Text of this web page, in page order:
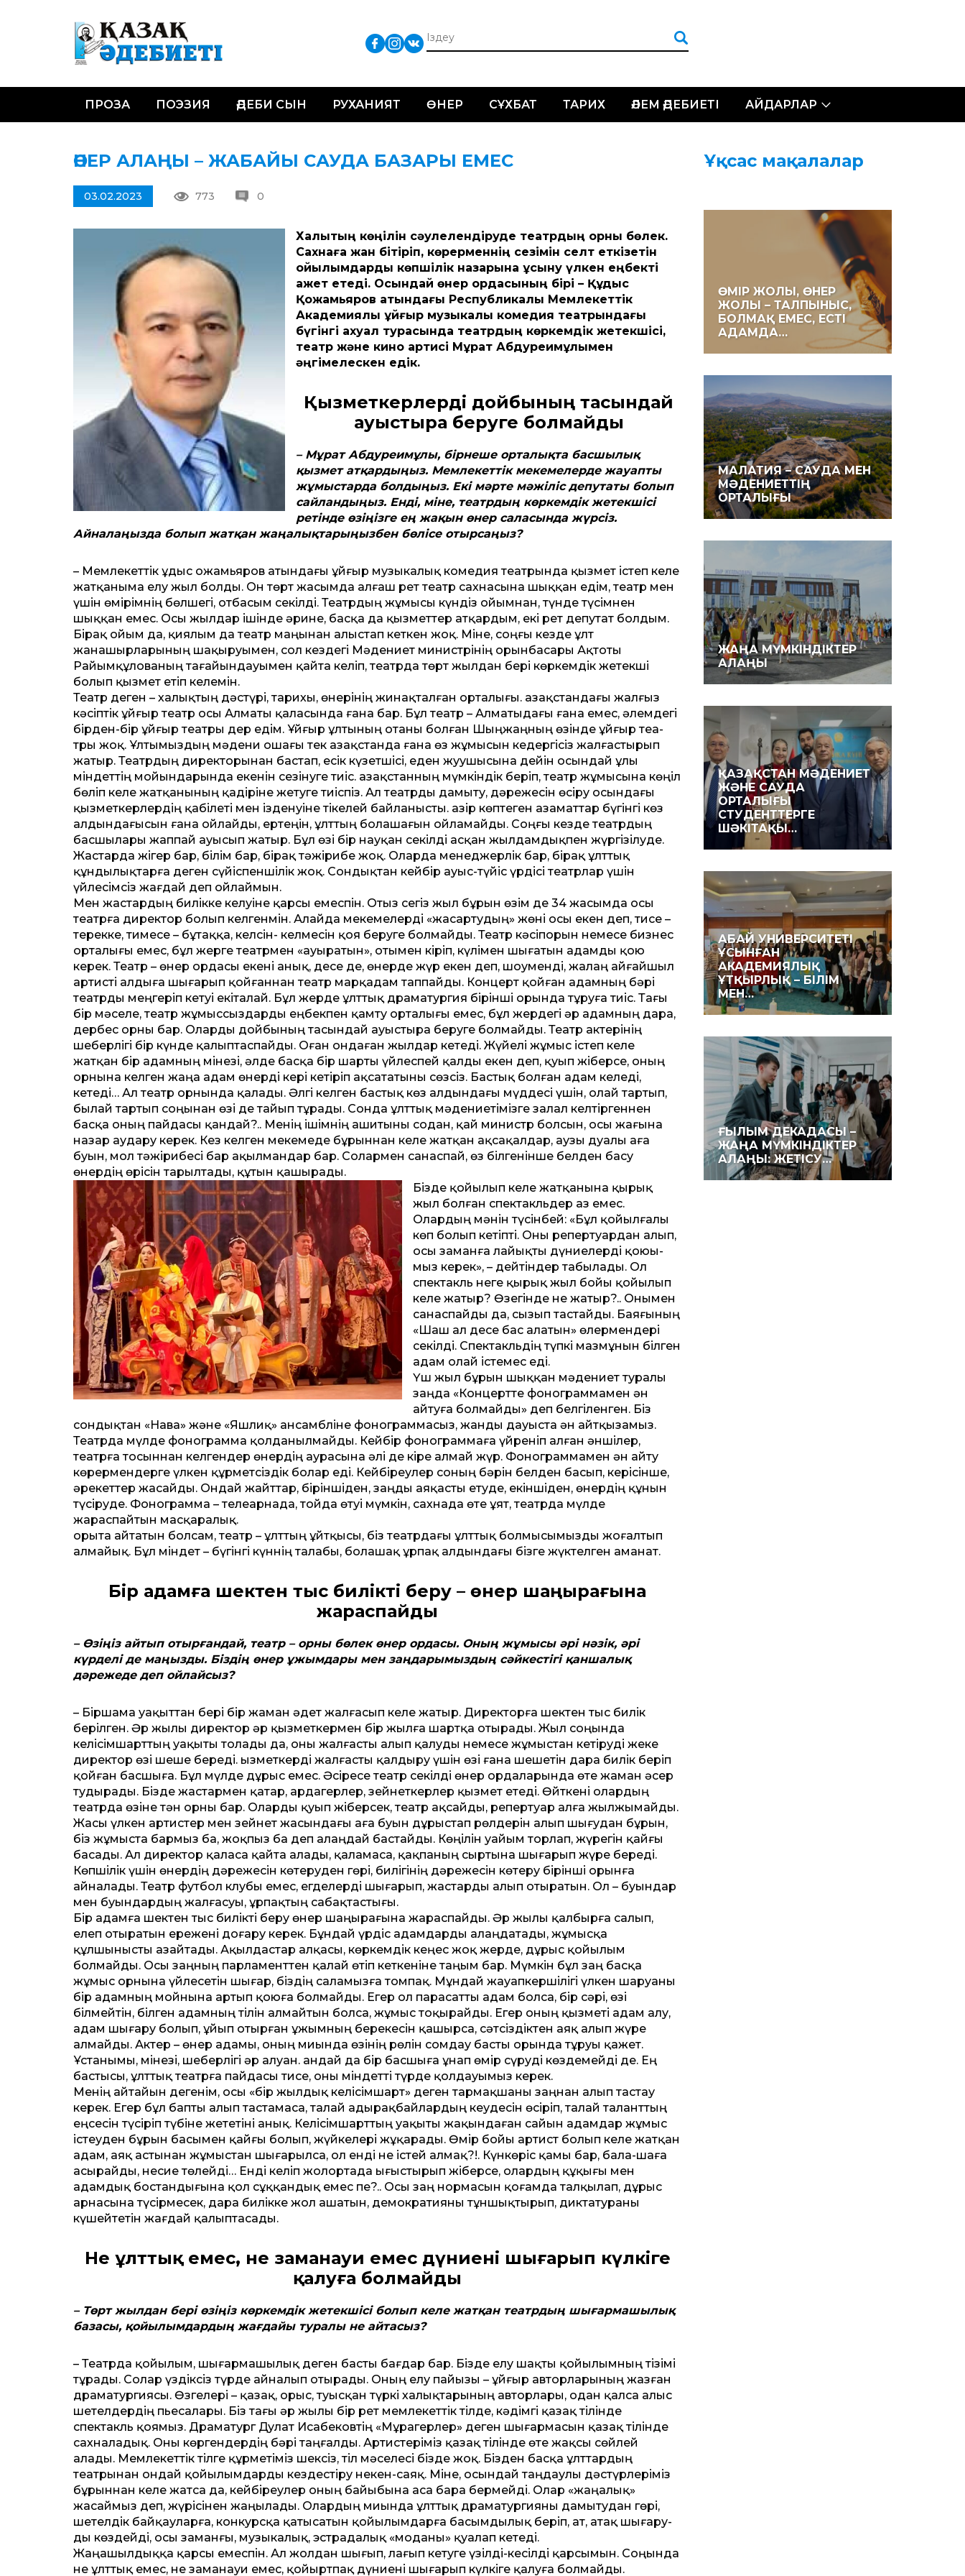
ПРОЗА ПОЭЗИЯ ӘДЕБИ СЫН РУХАНИЯТ ӨНЕР СҰХБАТ ТАРИХ ӘЛЕМ ӘДЕБИЕТІ АЙДАРЛАР
ӨНЕР АЛАҢЫ – ЖАБАЙЫ САУДА БАЗАРЫ ЕМЕС
03.02.2023 773 0
Халықтың көңілін сәулелендіруде театрдың орны бөлек.
Сахнаға жан бітіріп, көрерменнің сезімін селт еткізетін
қойылымдарды көпшілік назарына ұсыну үлкен еңбекті
қажет етеді. Осындай өнер ордасының бірі – Құдыс
Қожамьяров атындағы Республикалық Мемлекеттік
Академиялық ұйғыр музыкалық комедия театрындағы
бүгінгі ахуал турасында театрдың көркемдік жетекшісі,
театр және кино артисі Мұрат Абдуреимұлымен
әңгімелескен едік.
Қызметкерлерді дойбының тасындай
ауыстыра беруге болмайды
– Мұрат Абдуреимұлы, бірнеше орталықта басшылық
қызмет атқардыңыз. Мемлекеттік мекемелерде жауапты
жұмыстарда болдыңыз. Екі мәрте мәжіліс депутаты болып
сайландыңыз. Енді, міне, театрдың көркемдік жетекшісі
ретінде өзіңізге ең жақын өнер саласында жүрсіз.
Айналаңызда болып жатқан жаңалықтарыңызбен бөлісе отырсаңыз?
– Мемлекеттік Құдыс Қожамьяров атындағы ұйғыр музыкалық комедия театрында қызмет істеп келе
жатқаныма елу жыл болды. Он төрт жасымда алғаш рет театр сахнасына шыққан едім, театр мен
үшін өмірімнің бөлшегі, отбасым секілді. Театрдың жұмысы күндіз ойымнан, түнде түсімнен
шыққан емес. Осы жылдар ішінде әрине, басқа да қызметтер атқардым, екі рет депутат болдым.
Бірақ ойым да, қиялым да театр маңынан алыстап кеткен жоқ. Міне, соңғы кезде ұлт
жанашырларының шақыруымен, сол кездегі Мәдениет министрінің орынбасары Ақтоты
Райымқұлованың тағайындауымен қайта келіп, театрда төрт жылдан бері көркемдік жетекші
болып қызмет етіп келемін.
Театр деген – халықтың дәстүрі, тарихы, өнерінің жинақталған орталығы. Қазақстандағы жалғыз
кәсіптік ұйғыр театр осы Алматы қаласында ғана бар. Бұл театр – Алматыдағы ғана емес, әлемдегі
бірден-бір ұйғыр театры дер едім. Ұйғыр ұлтының отаны болған Шыңжаңның өзінде ұйғыр теа­
тры жоқ. Ұлтымыздың мәдени ошағы тек Қазақстанда ғана өз жұмысын кедергісіз жалғастырып
жатыр. Театрдың директорынан бастап, есік күзетшісі, еден жуушысына дейін осындай ұлы
міндеттің мойындарында екенін сезінуге тиіс. Қазақстанның мүмкіндік беріп, театр жұмысына көңіл
бөліп келе жатқанының қадіріне жетуге тиіспіз. Ал театрды дамыту, дәрежесін өсіру осындағы
қызметкерлердің қабілеті мен ізденуіне тікелей байланысты. Қазір көптеген азаматтар бүгінгі көз
алдындағысын ғана ойлайды, ертеңін, ұлттың болашағын ойламайды. Соңғы кезде театрдың
басшылары жаппай ауысып жатыр. Бұл өзі бір науқан секілді асқан жылдамдықпен жүргізілуде.
Жастарда жігер бар, білім бар, бірақ тәжірибе жоқ. Оларда менеджерлік бар, бірақ ұлттық
құндылықтарға деген сүйіспеншілік жоқ. Сондықтан кейбір ауыс-түйіс үрдісі театрлар үшін
үйлесімсіз жағдай деп ойлаймын.
Мен жастардың билікке келуіне қарсы емеспін. Отыз сегіз жыл бұрын өзім де 34 жасымда осы
театрға директор болып келгенмін. Алайда мекемелерді «жасартудың» жөні осы екен деп, тисе –
терекке, тимесе – бұтаққа, келсін- келмесін қоя беруге болмайды. Театр кәсіпорын немесе бизнес
орталығы емес, бұл жерге театрмен «ауыратын», отымен кіріп, күлімен шығатын адамды қою
керек. Театр – өнер ордасы екені анық, десе де, өнерде жүр екен деп, шоу­менді, жалаң айғайшыл
артисті алдыға шығарып қойғаннан театр марқадам таппайды. Концерт қойған адамның бәрі
театрды меңгеріп кетуі екіталай. Бұл жерде ұлттық драматургия бірінші орында тұруға тиіс. Тағы
бір мәселе, театр жұмыссыздарды еңбекпен қамту орталығы емес, бұл жердегі әр адамның дара,
дербес орны бар. Оларды дойбының тасындай ауыстыра беруге болмайды. Театр актерінің
шеберлігі бір күнде қалыптаспайды. Оған ондаған жылдар кетеді. Жүйелі жұмыс істеп келе
жатқан бір адамның мінезі, әлде басқа бір шарты үйлеспей қалды екен деп, қуып жіберсе, оның
орнына келген жаңа адам өнерді кері кетіріп ақсататыны сөзсіз. Бастық болған адам келеді,
кетеді… Ал театр орнында қалады. Әлгі келген бастық көз алдындағы мүддесі үшін, олай тартып,
былай тартып соңынан өзі де тайып тұрады. Сонда ұлттық мәдениетімізге залал келтіргеннен
басқа оның пайдасы қандай?.. Менің ішімнің ашитыны содан, қай министр болсын, осы жағына
назар аудару керек. Кез келген мекемеде бұрыннан келе жатқан ақсақалдар, аузы дуалы аға
буын, мол тәжірибесі бар ақылмандар бар. Солармен санаспай, өз білгенінше белден басу
өнердің өрісін тарылтады, құтын қашырады.
Бізде қойылып келе жатқанына қы­рық
жыл болған спектакльдер аз емес.
Олардың мәнін түсінбей: «Бұл қойылғалы
көп болып кетіпті. Оны репертуардан алып,
осы заманға лайықты дүниелерді қоюы­
мыз керек», – дейтіндер табылады. Ол
спектакль неге қырық жыл бойы қойылып
келе жатыр? Өзегінде не жатыр?.. Онымен
санаспайды да, сызып тастайды. Баяғының
«Шаш ал десе бас алатын» өлермендері
секілді. Спектакль­дің түпкі мазмұнын білген
адам олай істемес еді.
Үш жыл бұрын шыққан мәдениет туралы
заңда «Концертте фонограммамен ән
айтуға болмайды» деп белгіленген. Біз
сондықтан «Нава» және «Яшлиқ» ансамблі­не фонограммасыз, жанды дауыста ән айтқызамыз.
Театрда мүлде фонограмма қолданылмайды. Кейбір фонограммаға үйреніп алған әншілер,
театрға тосыннан келгендер өнердің аурасына әлі де кіре алмай жүр. Фонограммамен ән айту
көрермендерге үлкен құрметсіздік болар еді. Кейбіреулер соның бәрін белден басып, керісінше,
әрекеттер жасайды. Ондай жайттар, біріншіден, заңды аяқасты етуде, екіншіден, өнердің құнын
түсіруде. Фонограмма – телеарнада, тойда өтуі мүмкін, сахнада өте ұят, театрда мүлде
жараспайтын масқаралық.
Қорыта айтатын болсам, театр – ұлттың ұйтқысы, біз театрдағы ұлттық болмысымызды жоғалтып
алмайық. Бұл міндет – бүгінгі күннің талабы, болашақ ұрпақ алдындағы бізге жүктелген аманат.
Бір адамға шектен тыс билікті беру – өнер шаңырағына
жараспайды
– Өзіңіз айтып отырғандай, театр­ – орны бөлек өнер ордасы. Оның жұмысы әрі нәзік, әрі
күрделі де маңызды. Біздің өнер ұжымдары мен заңдарымыздың сәйкестігі қаншалық
дәрежеде деп ойлайсыз?
– Біршама уақыттан бері бір жаман әдет жалғасып келе жатыр. Директорға шектен тыс билік
берілген. Әр жылы директор әр қызметкермен бір жылға шартқа отырады. Жыл соңында
келісімшарттың уақыты толады да, оны жалғасты алып қалуды немесе жұмыстан кетіруді жеке
директор өзі шеше береді. Қызметкерді жалғасты қалдыру үшін өзі ғана шешетін дара билік беріп
қойған басшыға. Бұл мүлде дұрыс емес. Әсіресе театр секілді өнер ордаларында өте жаман әсер
тудырады. Бізде жастармен қатар, ардагерлер, зейнеткерлер қызмет етеді. Өйткені олардың
театрда өзіне тән орны бар. Оларды қуып жіберсек, театр ақсайды, репертуар алға жылжымайды.
Жасы үлкен артистер мен зейнет жасындағы аға буын дұрыстап рөлдерін алып шығудан бұрын,
біз жұмыста бармыз ба, жоқпыз ба деп алаңдай бастайды. Көңілін уайым торлап, жүрегін қайғы
басады. Ал директор қаласа қайта алады, қаламаса, қақпаның сыртына шығарып жүре береді.
Көпшілік үшін өнердің дәрежесін көтеруден гөрі, билігінің дәрежесін көтеру бірінші орынға
айналады. Театр футбол клубы емес, егделерді шығарып, жастарды алып отыратын. Ол – буындар
мен буындардың жалғас­уы, ұрпақтың сабақтастығы.
Бір адамға шектен тыс билікті беру өнер шаңырағына жараспайды. Әр жылы қалбырға салып,
елеп отыратын ережені доғару керек. Бұндай үрдіс адамдарды алаңдатады, жұмысқа
құлшынысты азайтады. Ақылдастар алқасы, көркемдік кеңес жоқ жерде, дұрыс қойылым
болмайды. Осы заңның парламенттен қалай өтіп кеткеніне таңым бар. Мүмкін бұл заң басқа
жұмыс орнына үйлесетін шығар, біздің саламызға томпақ. Мұндай жауапкершілігі үлкен шаруаны
бір адамның мойнына артып қоюға болмайды. Егер ол парасатты адам болса, бір сәрі, өзі
білмейтін, білген адамның тілін алмайтын болса, жұмыс тоқырайды. Егер оның қызметі адам алу,
адам шығару болып, ұйып отырған ұжымның берекесін қашырса, сәтсіздіктен аяқ алып жүре
алмайды. Актер – өнер адамы, оның миында өзінің рөлін сомдау басты орында тұруы қажет.
Ұстанымы, мінезі, шеберлігі әр алуан. Қандай да бір басшыға ұнап өмір сүруді көздемейді де. Ең
бастысы, ұлттық театрға пайдасы тисе, оны міндетті түрде қолдауымыз керек.
Менің айтайын дегенім, осы «бір жылдық келісімшарт» деген тармақшаны заңнан алып тастау
керек. Егер бұл бапты алып тастамаса, талай адырақбайлардың кеудесін өсіріп, талай таланттың
еңсесін түсіріп түбіне жететіні анық. Келісімшарттың уақыты жақындаған сайын адамдар жұмыс
істеуден бұрын басымен қайғы болып, жүйкелері жұқарады. Өмір бойы артист болып келе жатқан
адам, аяқ астынан жұмыстан шыға­рылса, ол енді не істей алмақ?!. Күн­көріс қамы бар, бала-шаға
асырайды, несие төлейді… Енді келіп жолортада ығыстырып жіберсе, олардың құқығы мен
адамдық бостандығына қол сұққандық емес пе?.. Осы заң нормасын қоғамда талқылап, дұрыс
арнасына түсірмесек, дара билікке жол ашатын, демократияны тұншықтырып, диктатураны
күшейтетін жағдай қалыптасады.
Не ұлттық емес, не заманауи емес дүниені шығарып күлкіге
қалуға болмайды
– Төрт жылдан бері өзіңіз көркемдік жетекшісі болып келе жатқан театрдың шығармашылық
базасы, қойылымдардың жағдайы туралы не айтасыз?
– Театрда қойылым, шығармашылық деген басты бағдар бар. Бізде елу шақты қойылымның тізімі
тұрады. Солар үздіксіз түрде айналып отырады. Оның елу пайызы – ұйғыр авторларының жазған
драматургиясы. Өзгелері – қазақ, орыс, туысқан түркі халықтарының авторлары, одан қалса алыс
шетелдердің пьесалары. Біз тағы әр жылы бір рет мемлекеттік тілде, кәдімгі қазақ тілінде
спектакль қоямыз. Драматург Дулат Исабековтің «Мұрагерлер» деген шығармасын қазақ тілінде
сахналадық. Оны көргендердің бәрі таңғалды. Артистеріміз қазақ тілінде өте жақсы сөйлей
алады. Мемлекеттік тілге құрметіміз шексіз, тіл мәселесі бізде жоқ. Бізден басқа ұлттардың
театрынан ондай қойылымдарды кездестіру некен-саяқ. Міне, осындай таңдаулы дәстүрлеріміз
бұрыннан келе жатса да, кейбіреулер оның байыбына аса бара бермейді. Олар «жаңалық»
жасаймыз деп, жүрісінен жаңылады. Олардың миында ұлттық драматургияны дамытудан гөрі,
шетелдік байқауларға, конкурсқа қатысатын қойылымдарға басымдылық беріп, ат, атақ шығару­
ды көздейді, осы заманғы, музыкалық, эстрадалық «моданы» қуалап кетеді.
Жаңашылдыққа қарсы емеспін. Ал жолдан шығып, лағып кетуге үзілді-кесілді қарсымын. Соңында
не ұлт­тық емес, не заманауи емес, қойыртпақ дүниені шығарып күлкіге қалуға болмайды.
Ұқсас мақалалар
ӨМІР ЖОЛЫ, ӨНЕР
ЖОЛЫ – ТАЛПЫНЫС,
БОЛМАҚ ЕМЕС, ЕСТІ
АДАМДА…
МАЛАТИЯ – САУДА МЕН
МӘДЕНИЕТТІҢ
ОРТАЛЫҒЫ
ЖАҢА МҮМКІНДІКТЕР
АЛАҢЫ
ҚАЗАҚСТАН МӘДЕНИЕТ
ЖӘНЕ САУДА
ОРТАЛЫҒЫ
СТУДЕНТТЕРГЕ
ШӘКІТАҚЫ…
АБАЙ УНИВЕРСИТЕТІ
ҰСЫНҒАН
АКАДЕМИЯЛЫҚ
ҰТҚЫРЛЫҚ – БІЛІМ
МЕН…
ҒЫЛЫМ ДЕКАДАСЫ –
ЖАҢА МҮМКІНДІКТЕР
АЛАҢЫ: ЖЕТІСУ…